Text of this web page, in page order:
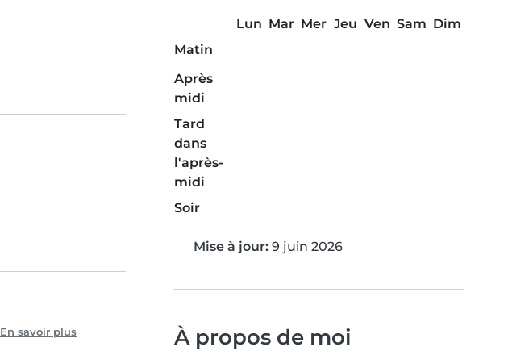
En savoir plus
Lun Mar Mer Jeu Ven Sam Dim
Matin
Après
midi
Tard
dans
l'après-
midi
Soir
Mise à jour: 9 juin 2026
À propos de moi